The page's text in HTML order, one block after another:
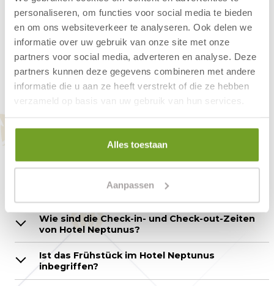
personaliseren, om functies voor social media te bieden
en om ons websiteverkeer te analyseren. Ook delen we
informatie over uw gebruik van onze site met onze
partners voor social media, adverteren en analyse. Deze
partners kunnen deze gegevens combineren met andere
informatie die u aan ze heeft verstrekt of die ze hebben
verzameld op basis van uw gebruik van hun services.
Alles toestaan
Aanpassen
Frühstücksrestaurant können Sie den Tag mit
einem köstlichen Frühstück beginnen.
Fragen zum
Hotelzimmer - Hotel
Neptunus
Wie kann ich reservieren?
Wie sind die Check-in- und Check-out-Zeiten
von Hotel Neptunus?
Ist das Frühstück im Hotel Neptunus
inbegriffen?